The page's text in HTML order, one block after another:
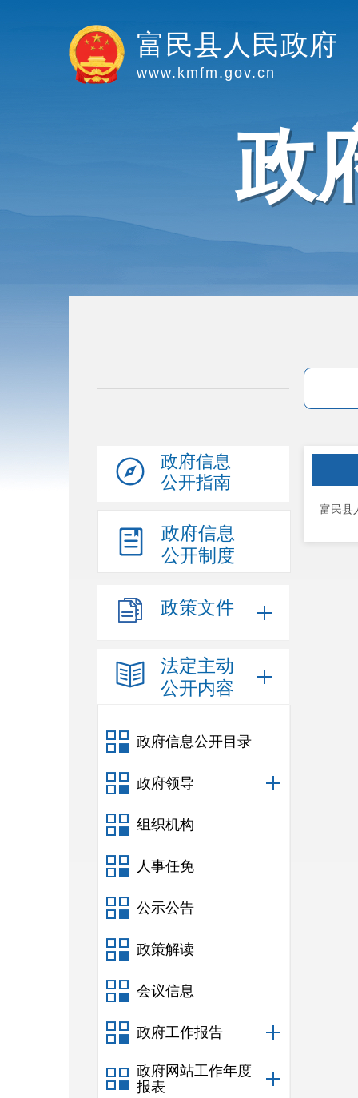
富民县人民政府
www.kmfm.gov.cn
政
政府信息
公开指南
政府信息
公开制度
政策文件
法定主动
公开内容
政府信息公开目录
政府领导
组织机构
人事任免
公示公告
政策解读
会议信息
政府工作报告
政府网站工作年度
报表
富民县